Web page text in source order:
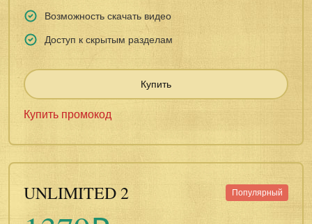
Возможность скачать видео
Доступ к скрытым разделам
Купить
Купить промокод
UNLIMITED 2 Популярный